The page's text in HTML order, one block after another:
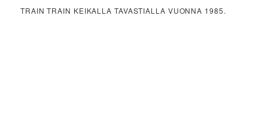
TRAIN TRAIN KEIKALLA TAVASTIALLA VUONNA 1985.